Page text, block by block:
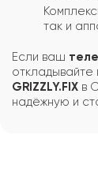
так и
Если ваш
откладывайте
GRIZZLY.FIX в
надёжную и